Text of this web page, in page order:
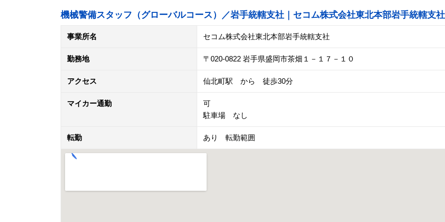
機械警備スタッフ（グローバルコース）／岩手統轄支社｜セコム株式会社東北本部岩手統轄支
事業所名 セコム株式会社東北本部岩手統轄支社
勤務地 〒020-0822 岩手県盛岡市茶畑１－１７－１０
アクセス 仙北町駅 から 徒歩30分
マイカー通勤
可
駐車場 なし
転勤 あり 転勤範囲